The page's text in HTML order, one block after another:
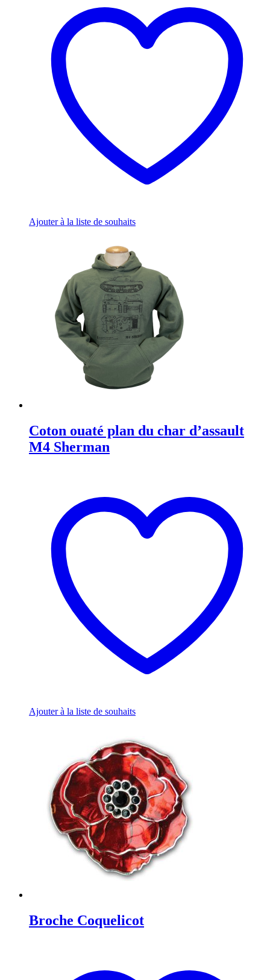
Ajouter à la liste de souhaits
Coton ouaté plan du char d’assault
M4 Sherman
Ajouter à la liste de souhaits
Broche Coquelicot